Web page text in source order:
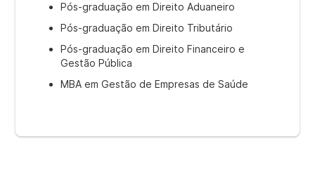
Pós-graduação em Direito Aduaneiro
Pós-graduação em Direito Tributário
Pós-graduação em Direito Financeiro e
Gestão Pública
MBA em Gestão de Empresas de Saúde